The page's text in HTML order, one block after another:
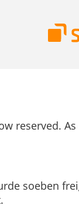
reserved.
soeben